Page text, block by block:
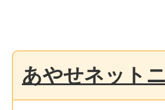
あやせネット